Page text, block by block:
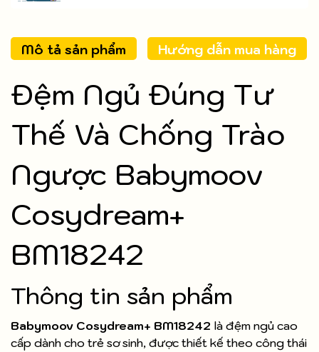
Mô tả sản phẩm Hướng dẫn mua hàng
Đệm Ngủ Đúng Tư
Thế Và Chống Trào
Ngược Babymoov
Cosydream+
BM18242
Thông tin sản phẩm
Babymoov Cosydream+ BM18242 là đệm ngủ cao
cấp dành cho trẻ sơ sinh, được thiết kế theo công thái